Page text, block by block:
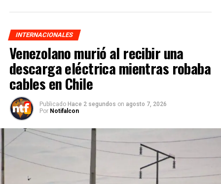
INTERNACIONALES
Venezolano murió al recibir una
descarga eléctrica mientras robaba
cables en Chile
Publicado Hace 2 segundos on agosto 7, 2026
Por Notifalcon